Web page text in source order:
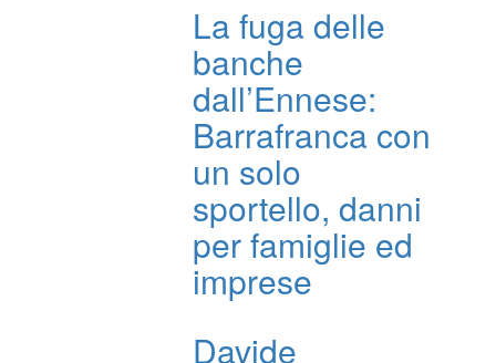
La fuga delle
banche
dall’Ennese:
Barrafranca con
un solo
sportello, danni
per famiglie ed
imprese
Davide